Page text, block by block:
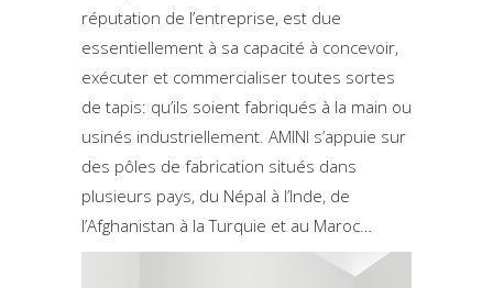
réputation de l’entreprise, est due
essentiellement à sa capacité à concevoir,
exécuter et commercialiser toutes sortes
de tapis: qu’ils soient fabriqués à la main ou
usinés industriellement. AMINI s’appuie sur
des pôles de fabrication situés dans
plusieurs pays, du Népal à l’Inde, de
l’Afghanistan à la Turquie et au Maroc…